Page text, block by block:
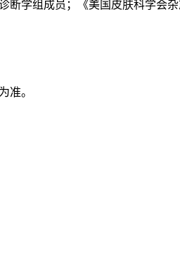
学组成员；《美国皮肤科学会
准。